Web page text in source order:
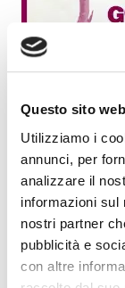
Questo sito
Utilizziamo i
annunci, per
analizzare il
informazioni sul
nostri partner
pubblicità e
con altre